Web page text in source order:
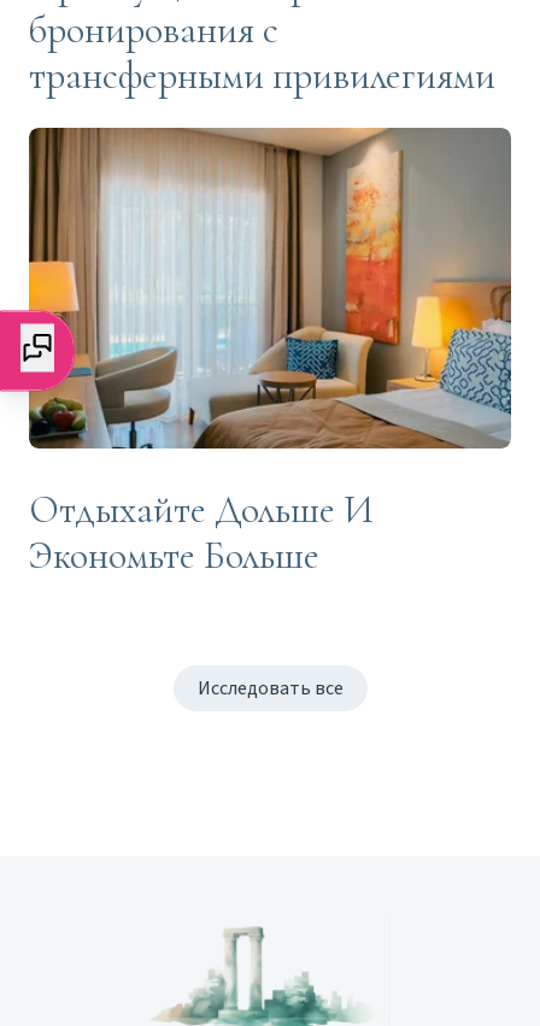
бронирования с
трансферными привилегиями
Отдыхайте Дольше И
Экономьте Больше
Исследовать все